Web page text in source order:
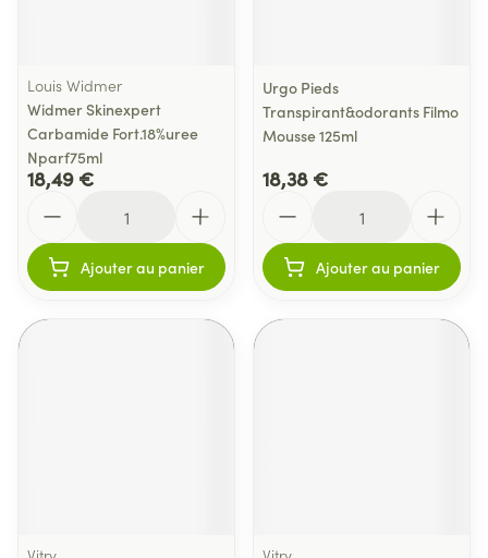
Louis Widmer
Widmer Skinexpert
Carbamide Fort.18%uree
Nparf75ml
18,49 €
Ajouter au panier
Urgo Pieds
Transpirant&odorants Filmo
Mousse 125ml
18,38 €
Ajouter au panier